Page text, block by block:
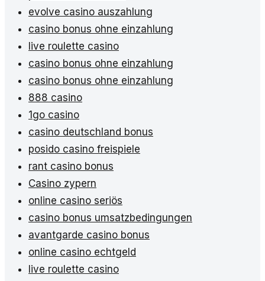
evolve casino auszahlung
casino bonus ohne einzahlung
live roulette casino
casino bonus ohne einzahlung
casino bonus ohne einzahlung
888 casino
1go casino
casino deutschland bonus
posido casino freispiele
rant casino bonus
Casino zypern
online casino seriös
casino bonus umsatzbedingungen
avantgarde casino bonus
online casino echtgeld
live roulette casino